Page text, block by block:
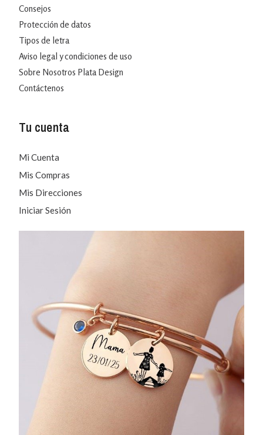
Consejos
Protección de datos
Tipos de letra
Aviso legal y condiciones de uso
Sobre Nosotros Plata Design
Contáctenos
Tu cuenta
Mi Cuenta
Mis Compras
Mis Direcciones
Iniciar Sesión